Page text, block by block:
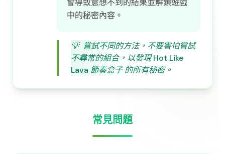
會導致意想不到的結果並解鎖遊戲
中的秘密內容。
💡 嘗試不同的方法，不要害怕嘗試
不尋常的組合，以發現 Hot Like
Lava 節奏盒子 的所有秘密。
常見問題